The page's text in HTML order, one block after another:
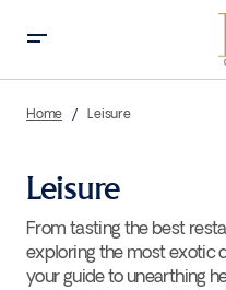
Home Leisure
Leisure
From tasting the best
exploring the most exotic
your guide to unearthing